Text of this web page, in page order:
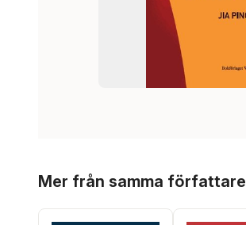
Mer från samma författare